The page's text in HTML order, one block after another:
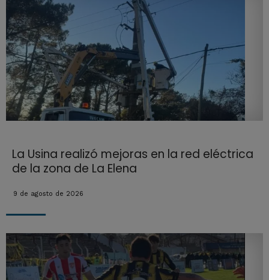
La Usina realizó mejoras en la red eléctrica
de la zona de La Elena
9 de agosto de 2026